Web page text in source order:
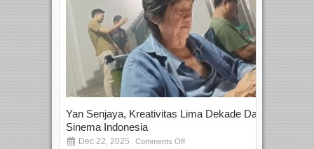
Yan Senjaya, Kreativitas Lima Dekade Dalam
Sinema Indonesia
Dec 22, 2025 Comments Off